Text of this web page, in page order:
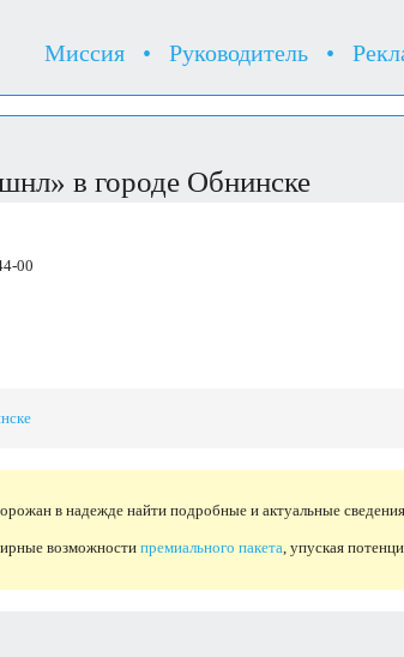
Миссия • Руководитель •
в городе Обнинске
00
в надежде найти подробные и актуальные
возможности премиального пакета, упуская